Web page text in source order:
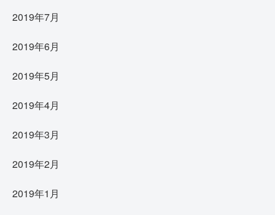
2019年7月
2019年6月
2019年5月
2019年4月
2019年3月
2019年2月
2019年1月